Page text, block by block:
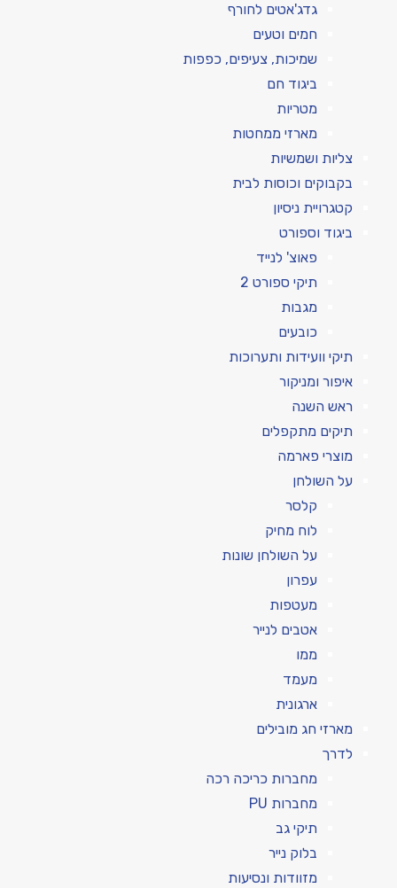
גדג'אטים לחורף
חמים וטעים
שמיכות, צעיפים, כפפות
ביגוד חם
מטריות
מארזי ממחטות
צליות ושמשיות
בקבוקים וכוסות לבית
קטגרויית ניסיון
ביגוד וספורט
פאוצ' לנייד
תיקי ספורט 2
מגבות
כובעים
תיקי וועידות ותערוכות
איפור ומניקור
ראש השנה
תיקים מתקפלים
מוצרי פארמה
על השולחן
קלסר
לוח מחיק
על השולחן שונות
עפרון
מעטפות
אטבים לנייר
ממו
מעמד
ארגונית
מארזי חג מובילים
לדרך
מחברות כריכה רכה
מחברות PU
תיקי גב
בלוק נייר
מזוודות ונסיעות